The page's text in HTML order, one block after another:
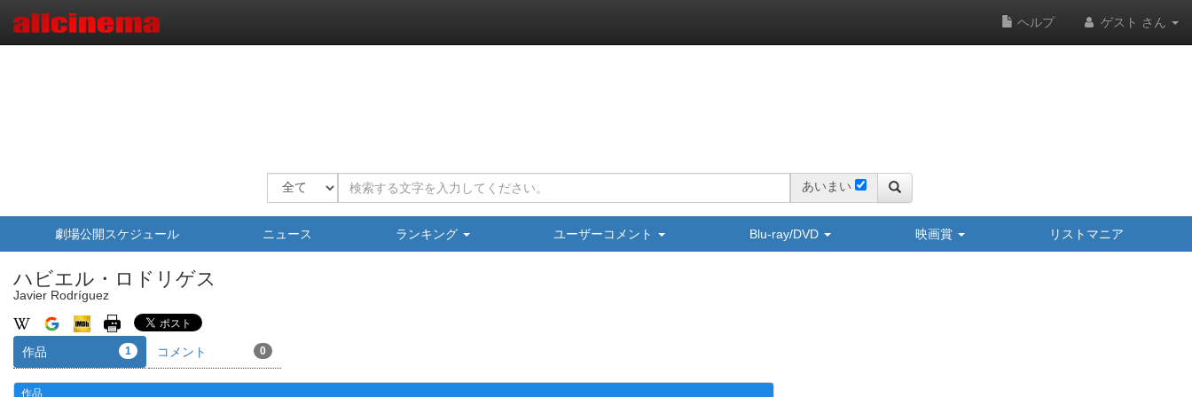
ヘルプ ゲスト さん
あいまい
劇場公開スケジュール ニュース ランキング ユーザーコメント Blu-ray/DVD 映画賞 リストマニア
ハビエル・ロドリゲス
Javier Rodríguez
作品 1 コメント 0
作品